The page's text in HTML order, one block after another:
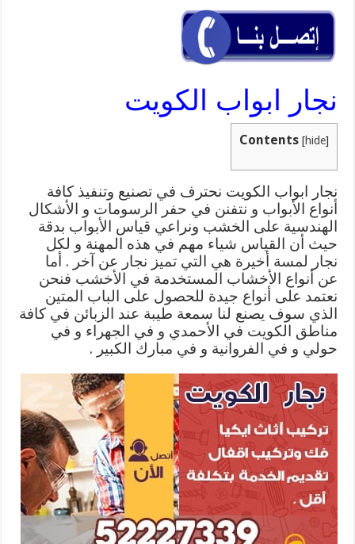
نجار ابواب الكويت
Contents [hide]
نجار ابواب الكويت نحترف في تصنيع وتنفيذ كافة
أنواع الأبواب و نتفنن في حفر الرسومات و الأشكال
الهندسية على الخشب ونراعي قياس الأبواب بدقة
حيث أن القياس شياء مهم في هذه المهنة و لكل
نجار لمسة أخيرة هي التي تميز نجار عن آخر . أما
عن أنواع الأخشاب المستخدمة في الأخشب فنحن
نعتمد على أنواع جيدة للحصول على الباب المتين
الذي سوف يصنع لنا سمعة طيبة عند الزبائن في كافة
مناطق الكويت في الأحمدي و في الجهراء و في
حولي و في الفروانية و في مبارك الكبير .